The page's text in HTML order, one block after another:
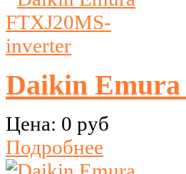
Daikin
Цена: 0 руб
Подробнее